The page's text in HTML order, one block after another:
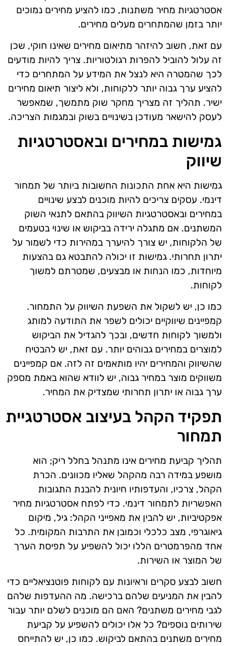
אסטרטגיות מחיר משתנות, כמו להציע מחירים נמוכים
יותר בזמן שהמתחרים מעלים מחירים.
עם זאת, חשוב להיזהר מתיאום מחירים שאינו חוקי, שכן
זה עלול להוביל להפרות רגולטוריות. צריך להיות מודעים
לכך שהמטרה היא לנצל את המידע על המתחרים כדי
להציע ערך גבוה יותר ללקוחות, ולא ליצור תיאום מחירים
ישיר. תהליך זה מצריך מחקר שוק מתמשך, שמאפשר
לעסק להישאר מעודכן בשינויים בשוק ובמגמות הצריכה.
גמישות במחירים ובאסטרטגיות
שיווק
גמישות היא אחת התכונות החשובות ביותר של תמחור
דינמי. עסקים צריכים להיות מוכנים לבצע שינויים
במחירים ובאסטרטגיות השיווק בהתאם לתנאי השוק
המשתנים. אם מתגלה ירידה בביקוש או שינוי בטעמים
של הלקוחות, יש צורך להיערך במהירות כדי לשמור על
יתרון תחרותי. גמישות זו יכולה להתבטא גם בהצעות
מיוחדות, כמו הנחות או מבצעים, שמטרתם למשוך
לקוחות.
כמו כן, יש לשקול את השפעת השיווק על התמחור.
קמפיינים שיווקיים יכולים לשפר את התודעה למותג
ולמשוך לקוחות חדשים, ובכך להגדיל את הביקוש
למוצרים במחירים גבוהים יותר. עם זאת, יש להבטיח
שהשיווק והמחירים יהיו מותאמים זה לזה. אם קמפיינים
משווקים מוצר במחיר גבוה, יש לוודא שהוא באמת מספק
ערך גבוה או יתרון תחרותי שמצדיק את המחיר.
תפקיד הקהל בעיצוב אסטרטגיית
תמחור
תהליך קביעת מחירים אינו מתנהל בחלל ריק; הוא
מושפע במידה רבה מהקהל שאליו מכוונים. הכרת
הקהל, צרכיו, והעדפותיו חיונית להבנת התגובות
האפשריות לתמחור דינמי. כדי לפתח אסטרטגיות מחיר
אפקטיביות, יש להבין את מאפייני הקהל: גיל, מיקום
גיאוגרפי, מצב כלכלי וכמובן את התרבות המקומית. כל
אחד מהפרמטרים הללו יכול להשפיע על תפיסת הערך
של המוצר או השירות.
חשוב לבצע סקרים וראיונות עם לקוחות פוטנציאליים כדי
להבין את המניעים שלהם ברכישה. מה ההעדפות שלהם
לגבי מחירים משתנים? האם הם מוכנים לשלם יותר עבור
שירותים נוספים? כל אלו יכולים להשפיע על קביעת
מחירים משתנים בהתאם לביקוש. כמו כן, יש להתייחס